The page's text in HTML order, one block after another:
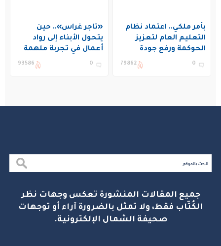
بأمر ملكي.. اعتماد نظام
التعليم العام لتعزيز
الحوكمة ورفع جودة
التعليم في المملكة
0
79862
«تاجر غراس».. حين
يتحول الأبناء إلى رواد
أعمال في تجربة ملهمة
بنادي غراس الصيفي
0
93586
جميع المقالات المنشورة تعكس وجهات نظر
الكُتّاب فقط، ولا تمثل بالضرورة آراء أو توجهات
صحيفة الشمال الإلكترونية.